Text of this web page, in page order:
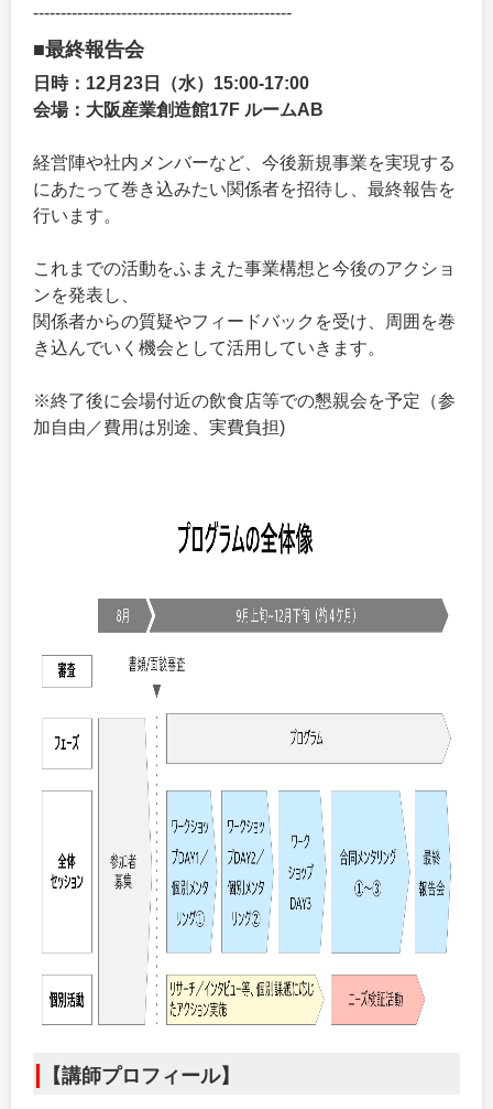
-----------------------------------------------
■最終報告会
日時：12月23日（水）15:00-17:00
会場：大阪産業創造館17F ルームAB
経営陣や社内メンバーなど、今後新規事業を実現する
にあたって巻き込みたい関係者を招待し、最終報告を
行います。
これまでの活動をふまえた事業構想と今後のアクショ
ンを発表し、
関係者からの質疑やフィードバックを受け、周囲を巻
き込んでいく機会として活用していきます。
※終了後に会場付近の飲食店等での懇親会を予定（参
加自由／費用は別途、実費負担)
| 【講師プロフィール】